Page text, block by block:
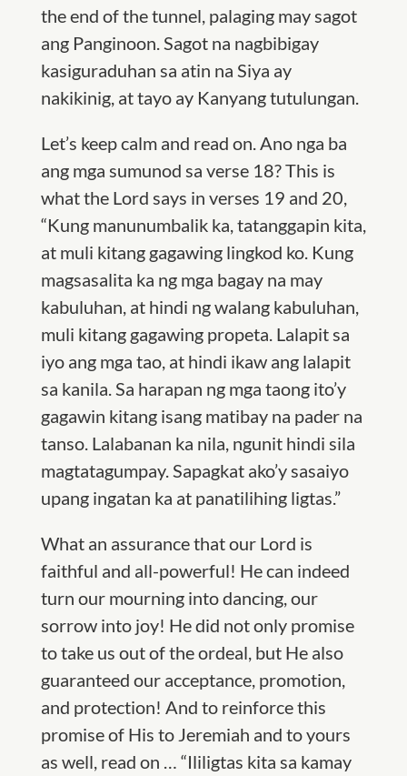
the end of the tunnel, palaging may sagot
ang Panginoon. Sagot na nagbibigay
kasiguraduhan sa atin na Siya ay
nakikinig, at tayo ay Kanyang tutulungan.
Let’s keep calm and read on. Ano nga ba
ang mga sumunod sa verse 18? This is
what the Lord says in verses 19 and 20,
“Kung manunumbalik ka, tatanggapin kita,
at muli kitang gagawing lingkod ko. Kung
magsasalita ka ng mga bagay na may
kabuluhan, at hindi ng walang kabuluhan,
muli kitang gagawing propeta. Lalapit sa
iyo ang mga tao, at hindi ikaw ang lalapit
sa kanila. Sa harapan ng mga taong ito’y
gagawin kitang isang matibay na pader na
tanso. Lalabanan ka nila, ngunit hindi sila
magtatagumpay. Sapagkat ako’y sasaiyo
upang ingatan ka at panatilihing ligtas.”
What an assurance that our Lord is
faithful and all-powerful! He can indeed
turn our mourning into dancing, our
sorrow into joy! He did not only promise
to take us out of the ordeal, but He also
guaranteed our acceptance, promotion,
and protection! And to reinforce this
promise of His to Jeremiah and to yours
as well, read on … “Ililigtas kita sa kamay